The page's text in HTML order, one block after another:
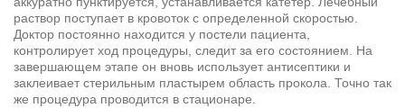
раствор поступает в кровоток с определенной скоростью.
Доктор постоянно находится у постели пациента,
контролирует ход процедуры, следит за его состоянием. На
завершающем этапе он вновь использует антисептики и
заклеивает стерильным пластырем область прокола. Точно так
же процедура проводится в стационаре.